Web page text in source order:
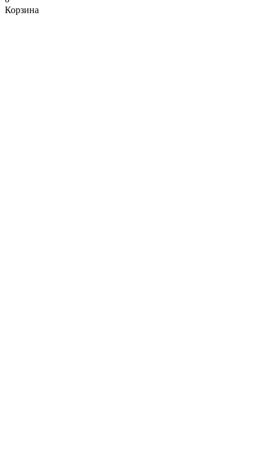
Корзина